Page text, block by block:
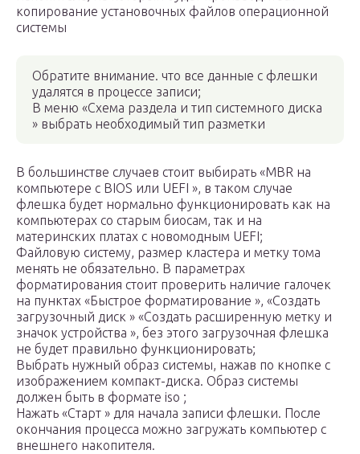
копирование установочных файлов операционной
системы
Обратите внимание. что все данные с флешки
удалятся в процессе записи;
В меню «Схема раздела и тип системного диска
» выбрать необходимый тип разметки
В большинстве случаев стоит выбирать «MBR на
компьютере с BIOS или UEFI », в таком случае
флешка будет нормально функционировать как на
компьютерах со старым биосам, так и на
материнских платах с новомодным UEFI;
Файловую систему, размер кластера и метку тома
менять не обязательно. В параметрах
форматирования стоит проверить наличие галочек
на пунктах «Быстрое форматирование », «Создать
загрузочный диск » «Создать расширенную метку и
значок устройства », без этого загрузочная флешка
не будет правильно функционировать;
Выбрать нужный образ системы, нажав по кнопке с
изображением компакт-диска. Образ системы
должен быть в формате iso ;
Нажать «Старт » для начала записи флешки. После
окончания процесса можно загружать компьютер с
внешнего накопителя.